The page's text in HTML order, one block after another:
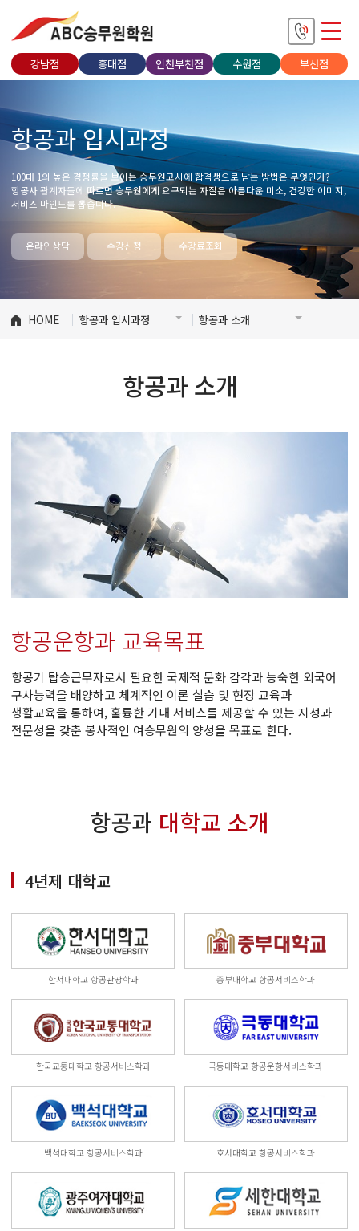
강남점 홍대점 인천부천점 수원점 부산점
항공과 입시과정
100대 1의 높은 경쟁률을 보이는 승무원고시에 합격생으로 남는 방법은 무엇인가?
항공사 관계자들에 따르면 승무원에게 요구되는 자질은 아름다운 미소, 건강한 이미지,
서비스 마인드를 뽑습니다.
온라인상담 수강신청 수강료조회
HOME 항공과 입시과정 항공과 소개
항공과 소개
항공운항과 교육목표
항공기 탑승근무자로서 필요한 국제적 문화 감각과 능숙한 외국어
구사능력을 배양하고 체계적인 이론 실습 및 현장 교육과
생활교육을 통하여, 훌륭한 기내 서비스를 제공할 수 있는 지성과
전문성을 갖춘 봉사적인 여승무원의 양성을 목표로 한다.
항공과 대학교 소개
4년제 대학교
한서대학교 항공관광학과 중부대학교 항공서비스학과
한국교통대학교 항공서비스학과 극동대학교 항공운항서비스학과
백석대학교 항공서비스학과 호서대학교 항공서비스학과